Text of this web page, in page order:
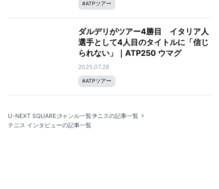
#ATPツアー
ダルデリがツアー4勝目 イタリア人
選手として4人目のタイトルに「信じ
られない」｜ATP250 ウマグ
2025.07.28
#ATPツアー
U-NEXT SQUAREジャンル一覧テニスの記事一覧
テニス インタビューの記事一覧